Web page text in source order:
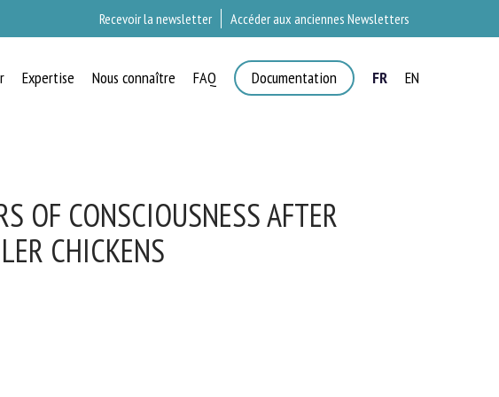
Recevoir la newsletter Accéder aux anciennes Newsletters
Expertise Nous connaître FAQ Documentation FR EN
OF CONSCIOUSNESS AFTER
CHICKENS